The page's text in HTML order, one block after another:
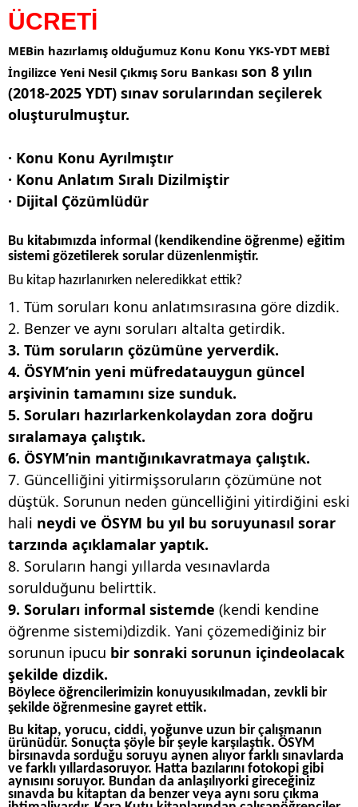
ÜCRETİ
MEBin hazırlamış olduğumuz Konu Konu YKS-YDT MEBİ
İngilizce Yeni Nesil Çıkmış Soru Bankası son 8 yılın
(2018-2025 YDT) sınav sorularından seçilerek
oluşturulmuştur.
· Konu Konu Ayrılmıştır
· Konu Anlatım Sıralı Dizilmiştir
· Dijital Çözümlüdür
Bu kitabımızda informal (kendikendine öğrenme) eğitim
sistemi gözetilerek sorular düzenlenmiştir.
Bu kitap hazırlanırken neleredikkat ettik?
1. Tüm soruları konu anlatımsırasına göre dizdik.
2. Benzer ve aynı soruları altalta getirdik.
3. Tüm soruların çözümüne yerverdik.
4. ÖSYM’nin yeni müfredatauygun güncel
arşivinin tamamını size sunduk.
5. Soruları hazırlarkenkolaydan zora doğru
sıralamaya çalıştık.
6. ÖSYM’nin mantığınıkavratmaya çalıştık.
7. Güncelliğini yitirmişsoruların çözümüne not
düştük. Sorunun neden güncelliğini yitirdiğini eski
hali neydi ve ÖSYM bu yıl bu soruyunasıl sorar
tarzında açıklamalar yaptık.
8. Soruların hangi yıllarda vesınavlarda
sorulduğunu belirttik.
9. Soruları informal sistemde (kendi kendine
öğrenme sistemi)dizdik. Yani çözemediğiniz bir
sorunun ipucu bir sonraki sorunun içindeolacak
şekilde dizdik.
Böylece öğrencilerimizin konuyusıkılmadan, zevkli bir
şekilde öğrenmesine gayret ettik.
Bu kitap, yorucu, ciddi, yoğunve uzun bir çalışmanın
ürünüdür. Sonuçta şöyle bir şeyle karşılaştık. ÖSYM
birsınavda sorduğu soruyu aynen alıyor farklı sınavlarda
ve farklı yıllardasoruyor. Hatta bazılarını fotokopi gibi
aynısını soruyor. Bundan da anlaşılıyorki gireceğiniz
sınavda bu kitaptan da benzer veya aynı soru çıkma